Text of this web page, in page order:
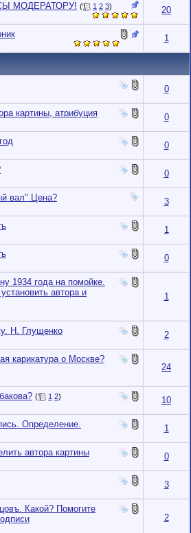
МОДЕРАТОРУ! ( 1 2 3)
20
1
0
картины, атрибуция 0
0
0
вал" Цена? 3
1
0
1934 года на помойке.
автора и
1
Н. Глущенко 2
карикатура о Москве?
24
( 1 2)
10
Определение. 1
автора картины 0
3
Какой? Помогите
2